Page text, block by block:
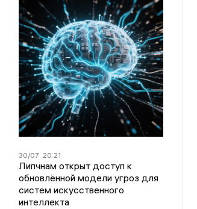
30/07 20:21
Липчнам открыт доступ к
обновлённой модели угроз для
систем искусственного
интеллекта